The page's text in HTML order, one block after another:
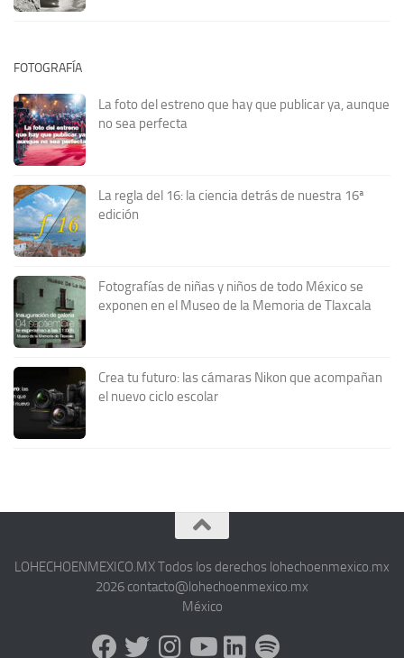
FOTOGRAFÍA
La foto del estreno que hay que publicar ya, aunque
no sea perfecta
La regla del 16: la ciencia detrás de nuestra 16ª
edición
Fotografías de niñas y niños de todo México se
exponen en el Museo de la Memoria de Tlaxcala
Crea tu futuro: las cámaras Nikon que acompañan
el nuevo ciclo escolar
LOHECHOENMEXICO.MX Todos los derechos lohechoenmexico.mx
2026 contacto@lohechoenmexico.mx
México